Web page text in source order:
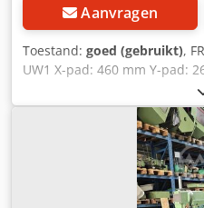
Aanvragen
Toestand: goed (gebruikt),
UW1 X-pad: 460 mm Y-pad:
snelheid: 1740 rpm Spindel:
Sskr Bed: 345 x 800 mm